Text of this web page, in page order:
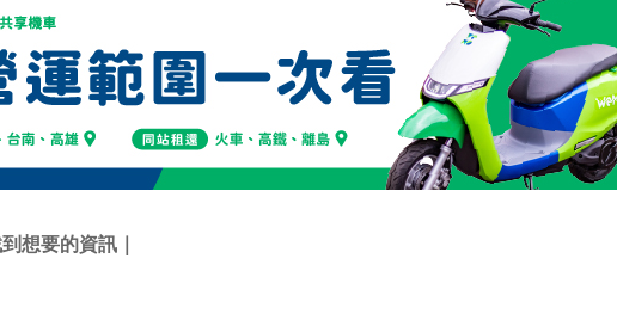
想要的資訊｜